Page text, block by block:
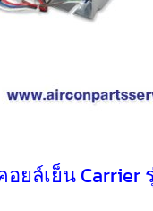
ยล์เย็น Carrier